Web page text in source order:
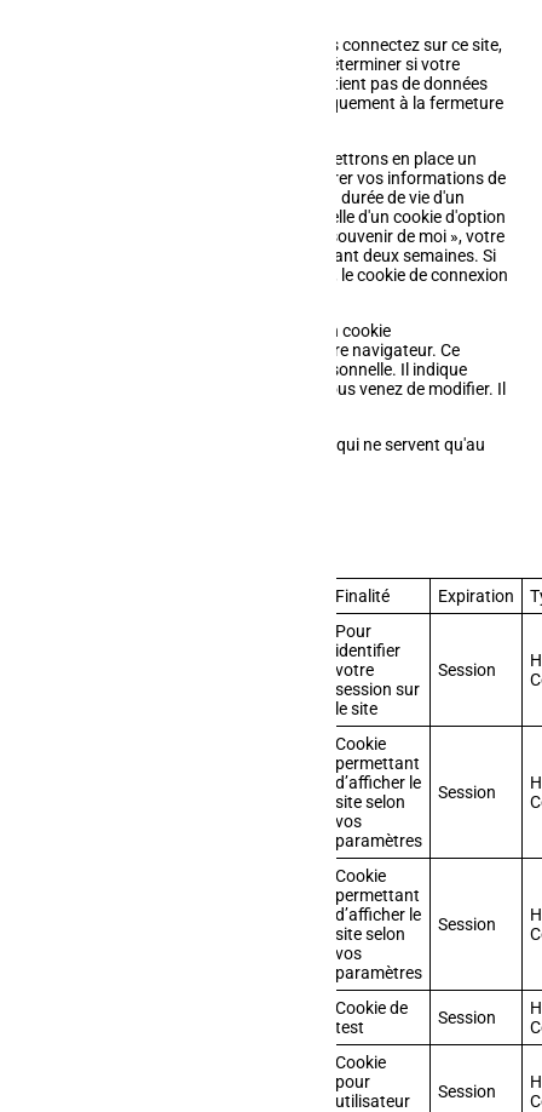
Si vous avez un compte et que vous vous connectez sur ce site,
un cookie temporaire sera créé afin de déterminer si votre
navigateur accepte les cookies. Il ne contient pas de données
personnelles et sera supprimé automatiquement à la fermeture
Lorsque vous vous connecterez, nous mettrons en place un
certain nombre de cookies pour enregistrer vos informations de
connexion et vos préférences d'écran. La durée de vie d'un
cookie de connexion est de deux jours, celle d'un cookie d'option
d'écran est d'un an. Si vous cochez « Se souvenir de moi », votre
cookie de connexion sera conservé pendant deux semaines. Si
vous vous déconnectez de votre compte, le cookie de connexion
En modifiant ou en publiant un article, un cookie
supplémentaire sera enregistré dans votre navigateur. Ce
cookie ne comprend aucune donnée personnelle. Il indique
simplement l'identifiant de l'article que vous venez de modifier. Il
Le site afmsarl.fr pose plusieurs cookies qui ne servent qu'au
Finalité Expiration
Pour
identifier
votre
session sur
le site
Session
Cookie
permettant
d’afficher le
site selon
vos
paramètres
Session
Cookie
permettant
d’afficher le
site selon
vos
paramètres
Session
Cookie de
test
Session
Cookie
pour
utilisateur
Session